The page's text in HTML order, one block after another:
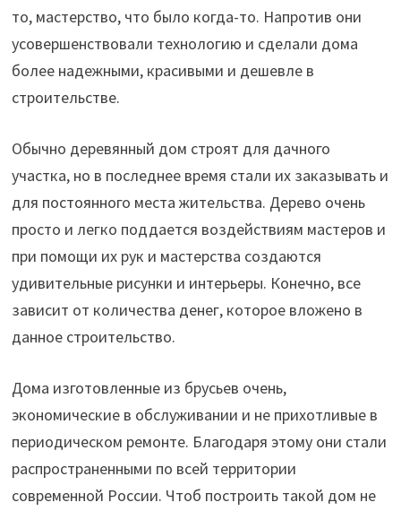
то, мастерство, что было когда-то. Напротив они
усовершенствовали технологию и сделали дома
более надежными, красивыми и дешевле в
строительстве.
Обычно деревянный дом строят для дачного
участка, но в последнее время стали их заказывать и
для постоянного места жительства. Дерево очень
просто и легко поддается воздействиям мастеров и
при помощи их рук и мастерства создаются
удивительные рисунки и интерьеры. Конечно, все
зависит от количества денег, которое вложено в
данное строительство.
Дома изготовленные из брусьев очень,
экономические в обслуживании и не прихотливые в
периодическом ремонте. Благодаря этому они стали
распространенными по всей территории
современной России. Чтоб построить такой дом не